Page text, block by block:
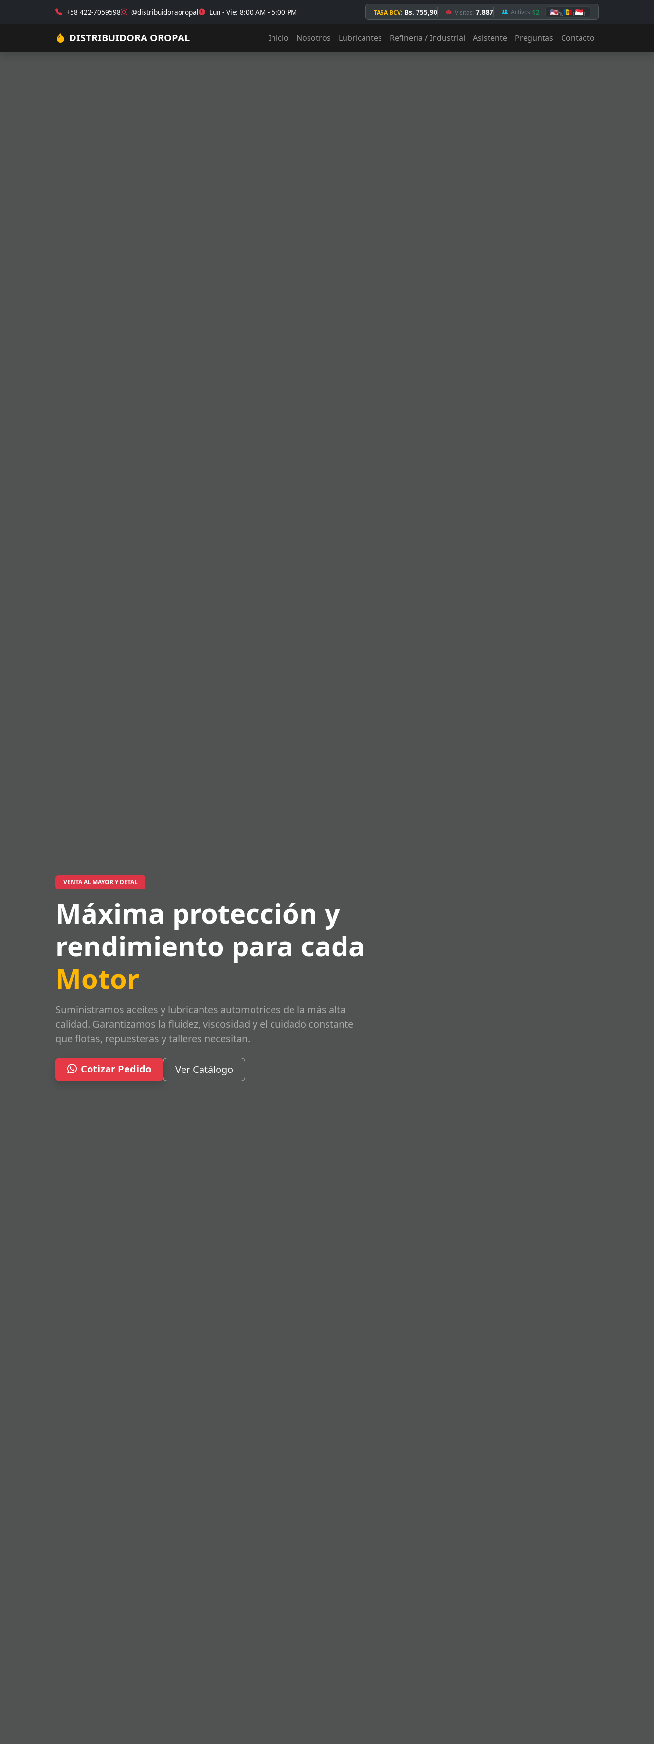
+58 422-7059598 @distribuidoraoropal Lun - Vie: 8:00 AM - 5:00 PM TASA BCV: Bs. 755,90 Visitas: 7.887 Activos:12 🇺🇸10🇲🇩1🇸🇬1
DISTRIBUIDORA OROPAL Inicio Nosotros Lubricantes Refinería / Industrial Asistente Preguntas Contacto
VENTA AL MAYOR Y DETAL
Máxima protección y
rendimiento para cada
Motor
Suministramos aceites y lubricantes automotrices de la más alta
calidad. Garantizamos la fluidez, viscosidad y el cuidado constante
que flotas, repuesteras y talleres necesitan.
Cotizar Pedido Ver Catálogo